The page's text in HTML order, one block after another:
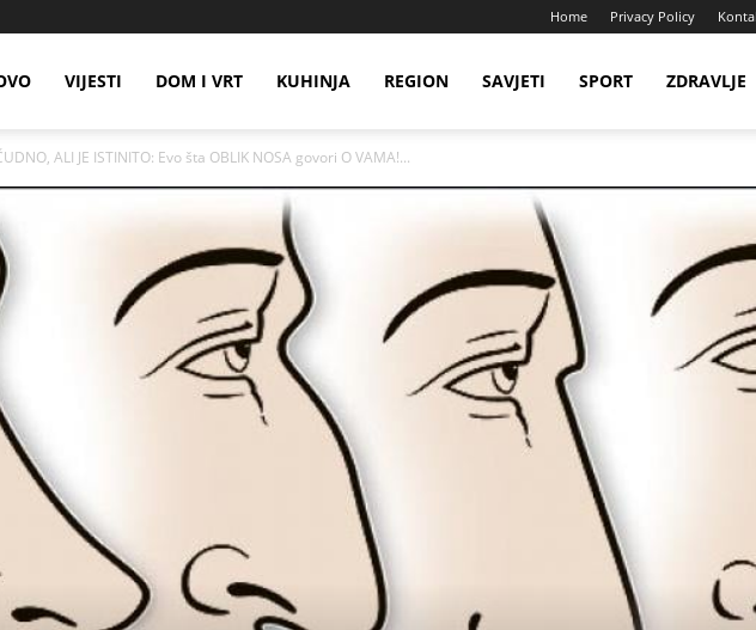
Home Privacy Policy
VIJESTI DOM I VRT KUHINJA REGION SAVJETI SPORT ZDRAVLJE
ALI JE ISTINITO: Evo šta OBLIK NOSA govori O VAMA!...